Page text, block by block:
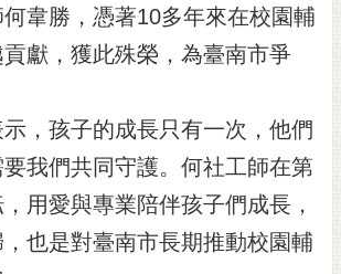
韋勝，憑著10多年來在校園輔
獻，獲此殊榮，為臺南市爭
，孩子的成長只有一次，他們
我們共同守護。何社工師在第
用愛與專業陪伴孩子們成長，
也是對臺南市長期推動校園輔